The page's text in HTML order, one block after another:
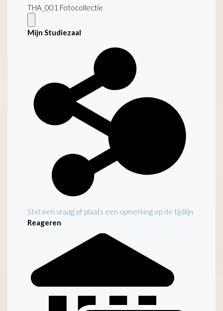
THA_001 Fotocollectie
Mijn Studiezaal
Stel een vraag of plaats een opmerking op de tijdlijn
Reageren